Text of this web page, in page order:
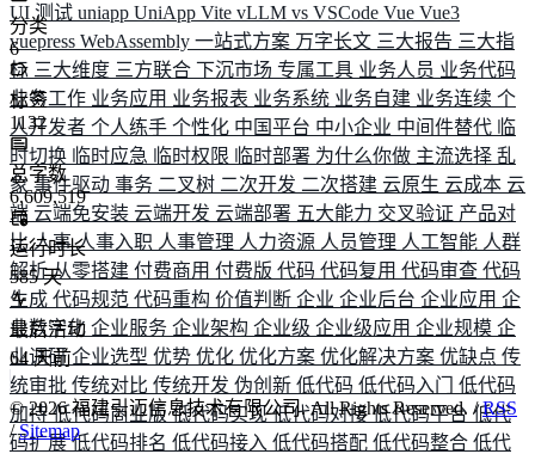
UI 测试 uniapp UniApp Vite vLLM vs VSCode Vue Vue3
vuepress WebAssembly 一站式方案 万字长文 三大报告 三大指
标 三大维度 三方联合 下沉市场 专属工具 业务人员 业务代码
业务工作 业务应用 业务报表 业务系统 业务自建 业务连续 个
人开发者 个人练手 个性化 中国平台 中小企业 中间件替代 临
时切换 临时应急 临时权限 临时部署 为什么你做 主流选择 乱
象 事件驱动 事务 二叉树 二次开发 二次搭建 云原生 云成本 云
端 云端免安装 云端开发 云端部署 五大能力 交叉验证 产品对
比人事人事入职 人事管理 人力资源 人员管理 人工智能 人群
解析从零搭建 付费商用 付费版 代码 代码复用 代码审查 代码
生成 代码规范 代码重构 价值判断 企业 企业后台 企业应用 企
业数字化 企业服务 企业架构 企业级 企业级应用 企业规模 企
业调研企业选型 优势 优化 优化方案 优化解决方案 优缺点 传
统审批 传统对比 传统开发 伪创新 低代码 低代码入门 低代码
加持低代码商业版低代码实现低代码对接低代码平台 低代
码扩展低代码排名 低代码接入 低代码搭配 低代码整合 低代
分类
6
标签
1132
总字数
6,609,519
运行时长
585 天
最后活动
64 天前
©2026福建引迈信息技术有限公司. All Rights Reserved. /RSS
/Sitemap